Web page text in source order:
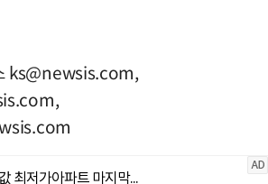
ks@newsis.com,
,